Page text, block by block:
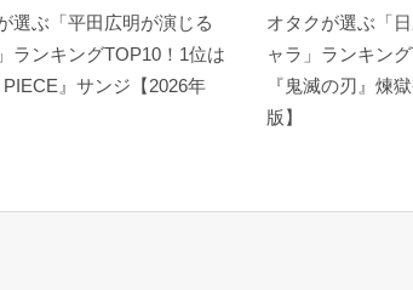
選ぶ「平田広明が演じる
ランキングTOP10！1位は
PIECE』サンジ【2026年
オタクが選ぶ「
ャラ」ランキン
『鬼滅の刃』煉󠄁
版】